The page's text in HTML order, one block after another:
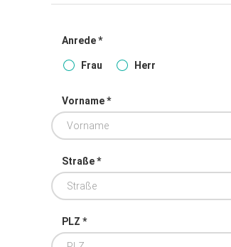
Anrede *
Frau Herr
Vorname *
Straße *
PLZ *